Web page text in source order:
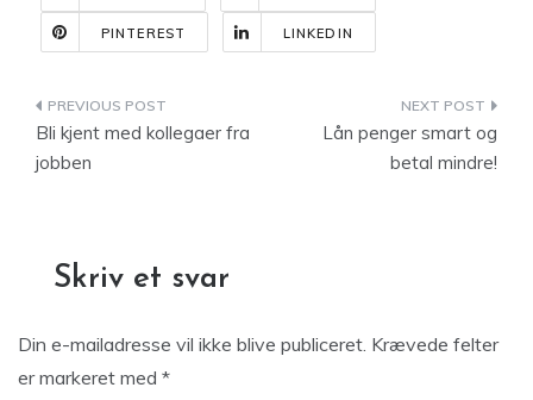
PINTEREST LINKEDIN
Indlægsnavigation
Bli kjent med kollegaer fra
jobben
Lån penger smart og
betal mindre!
Skriv et svar
Din e-mailadresse vil ikke blive publiceret. Krævede felter
er markeret med *